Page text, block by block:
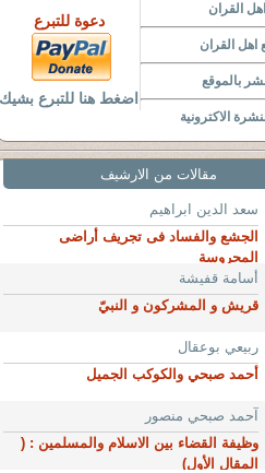
القران
اهل القران
بالموقع
الاكترونية
دعوة للتبرع
اضغط هنا للتبرع بشيك
مقالات من الارشيف
سعد الدين ابراهيم
الجشع والفساد فى تجريف أراضى
المحروسة
أسامة قفيشة
قريش و المشركون و النبيّ
ربيعي بوعقال
أحمد صبحي والكوكب الجميل
آحمد صبحي منصور
وظيفة القضاء‏ ‏بين الاسلام والمسلمين : (
المقال الأول)